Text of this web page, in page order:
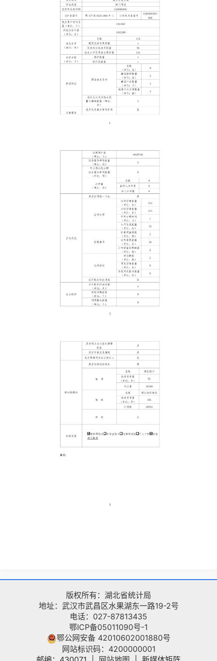
版权所有：湖北省统计局
地址：武汉市武昌区水果湖东一路19-2号
电话：027-87813435
鄂ICP备05011090号-1
鄂公网安备 42010602001880号
网站标识码：4200000001